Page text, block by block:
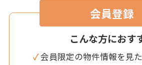
会員登録
こんな方におす
✓ 会員限定の物件情報を見